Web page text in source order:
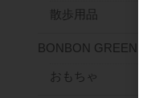
散歩用品
BONBON GREEN
おもちゃ